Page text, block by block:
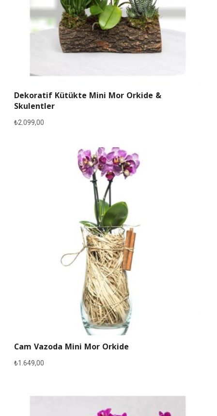
Dekoratif Kütükte Mini Mor Orkide &
Skulentler
₺2.099,00
Cam Vazoda Mini Mor Orkide
₺1.649,00